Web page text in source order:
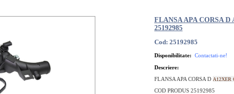
FLANSA APA CORSA D
25192985
Cod: 25192985
Disponibilitate: Contactati-ne!
Descriere:
FLANSA APA CORSA D A12XER
COD PRODUS 25192985